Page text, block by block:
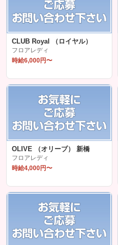
CLUB Royal （ロイヤル）
フロアレディ
時給6,000円〜
OLIVE （オリーブ） 新橋
フロアレディ
時給4,000円〜